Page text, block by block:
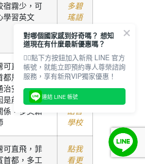
宿霧少，可
學習英文
多碧
瑤語
校
可直飛，鄰
都馬尼拉，
治安良好，
是前美軍基
係，多美籍
點我
看更
多克
拉克
語言
學校
可直飛，菲
首都，多工
點我
看更
對哪個國家感到好奇嗎？ 想知
道現在有什麼最新優惠嗎？
👇🏻點下方按鈕加入新飛 LINE 官方
帳號，就能立即預約專人尊榮諮詢
服務，享有新飛VIP獨家優惠！
連結 LINE 帳號